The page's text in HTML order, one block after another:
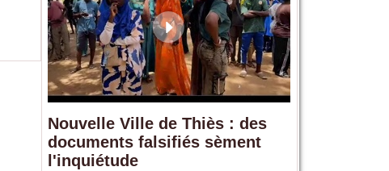
Nouvelle Ville de Thiès : des
documents falsifiés sèment
l'inquiétude